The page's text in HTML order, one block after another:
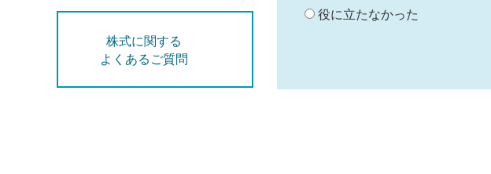
株式に関する
よくあるご質問
役に立たなかった